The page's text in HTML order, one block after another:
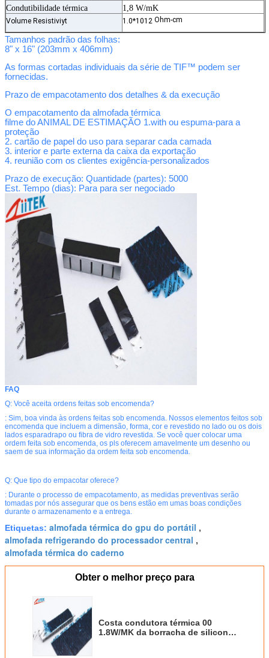
Condutibilidade térmica
1,8 W/mK
Volume Resistiviyt 1.0*1012 Ohm-cm
Tamanhos padrão das folhas:
8" x 16" (203mm x 406mm)
As formas cortadas individuais da série de TIF™ podem ser
fornecidas.
Prazo de empacotamento dos detalhes & da execução
O empacotamento da almofada térmica
filme do ANIMAL DE ESTIMAÇÃO 1.with ou espuma-para a
proteção
2. cartão de papel do uso para separar cada camada
3. interior e parte externa da caixa da exportação
4. reunião com os clientes exigência-personalizados
Prazo de execução: Quantidade (partes): 5000
Est. Tempo (dias): Para para ser negociado
FAQ
Q: Você aceita ordens feitas sob encomenda?
: Sim, boa vinda às ordens feitas sob encomenda. Nossos elementos feitos sob
encomenda que incluem a dimensão, forma, cor e revestido no lado ou os dois
lados esparadrapo ou fibra de vidro revestida. Se você quer colocar uma
ordem feita sob encomenda, os pls oferecem amavelmente um desenho ou
saem de sua informação da ordem feita sob encomenda.
Q: Que tipo do empacotar oferece?
: Durante o processo de empacotamento, as medidas preventivas serão
tomadas por nós assegurar que os bens estão em umas boas condições
durante o armazenamento e a entrega.
Etiquetas: almofada térmica do gpu do portátil ,
almofada refrigerando do processador central ,
almofada térmica do caderno
Obter o melhor preço para
Costa condutora térmica 00
1.8W/MK da borracha de silicone